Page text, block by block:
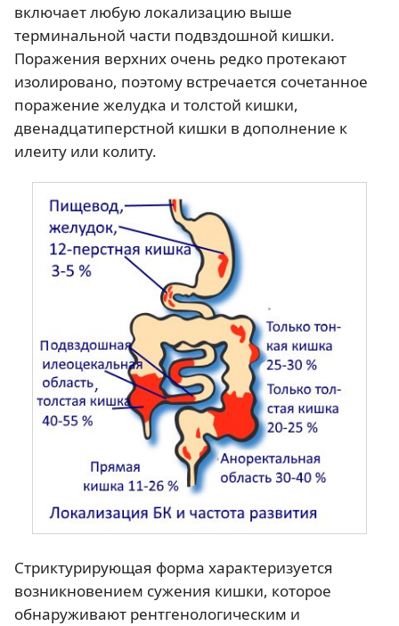
включает любую локализацию выше
терминальной части подвздошной кишки.
Поражения верхних очень редко протекают
изолировано, поэтому встречается сочетанное
поражение желудка и толстой кишки,
двенадцатиперстной кишки в дополнение к
илеиту или колиту.
Стриктурирующая форма характеризуется
возникновением сужения кишки, которое
обнаруживают рентгенологическим и